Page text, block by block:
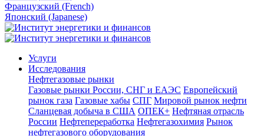
Французский (French)
Японский (Japanese)
Услуги
Исследования
Нефтегазовые рынки
Газовые рынки России, СНГ и ЕАЭС Европейский
рынок газа Газовые хабы СПГ Мировой рынок нефти
Сланцевая добыча в США ОПЕК+ Нефтяная отрасль
России Нефтепереработка Нефтегазохимия Рынок
нефтегазового оборудования